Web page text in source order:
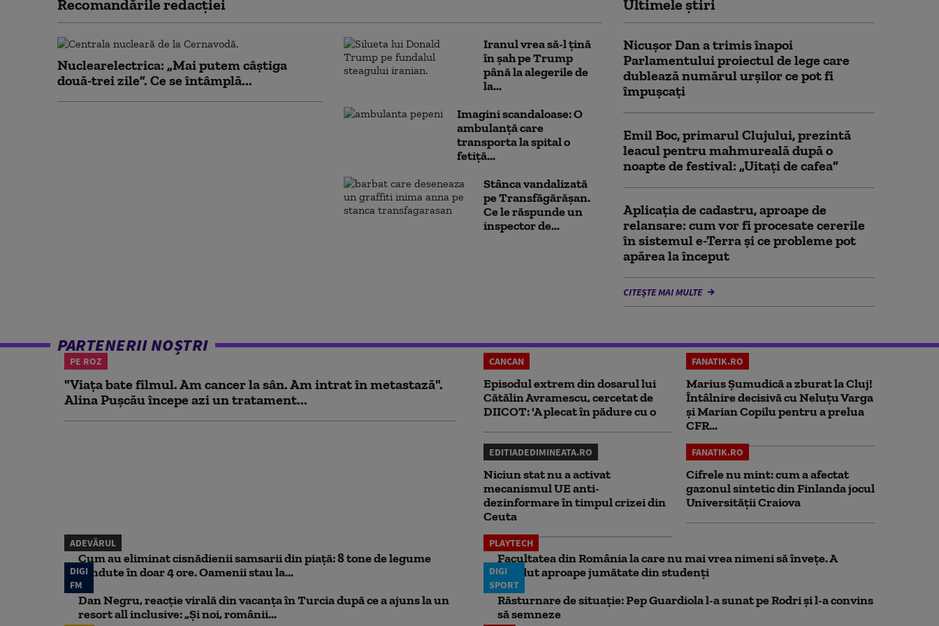
Recomandările redacţiei
Nuclearelectrica: „Mai putem câștiga
două-trei zile”. Ce se întâmplă...
Iranul vrea să-l țină
în șah pe Trump
până la alegerile de
la...
Imagini scandaloase: O
ambulanță care
transporta la spital o
fetiță...
Stânca vandalizată
pe Transfăgărășan.
Ce le răspunde un
inspector de...
Ultimele știri
Nicușor Dan a trimis înapoi
Parlamentului proiectul de lege care
dublează numărul urșilor ce pot fi
împușcați
Emil Boc, primarul Clujului, prezintă
leacul pentru mahmureală după o
noapte de festival: „Uitați de cafea”
Aplicația de cadastru, aproape de
relansare: cum vor fi procesate cererile
în sistemul e-Terra și ce probleme pot
apărea la început
CITEȘTE MAI MULTE
PARTENERII NOȘTRI
PE ROZ
"Viața bate filmul. Am cancer la sân. Am intrat în metastază".
Alina Pușcău începe azi un tratament...
CANCAN
Episodul extrem din dosarul lui
Cătălin Avramescu, cercetat de
DIICOT: 'A plecat în pădure cu o
FANATIK.RO
Marius Şumudică a zburat la Cluj!
Întâlnire decisivă cu Neluţu Varga
şi Marian Copilu pentru a prelua
CFR...
EDITIADEDIMINEATA.RO
Niciun stat nu a activat
mecanismul UE anti-
dezinformare în timpul crizei din
Ceuta
FANATIK.RO
Cifrele nu mint: cum a afectat
gazonul sintetic din Finlanda jocul
Universității Craiova
ADEVĂRUL
Cum au eliminat cisnădienii samsarii din piață: 8 tone de legume
vândute în doar 4 ore. Oamenii stau la...
PLAYTECH
Facultatea din România la care nu mai vrea nimeni să înveţe. A
pierdut aproape jumătate din studenţi
DIGI
FM
Dan Negru, reacție virală din vacanța în Turcia după ce a ajuns la un
resort all inclusive: „Și noi, românii...
DIGI
SPORT
Răsturnare de situație: Pep Guardiola l-a sunat pe Rodri și l-a convins
să semneze